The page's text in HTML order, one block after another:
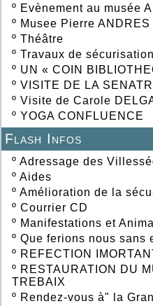
º Evènement au musée
º Musee Pierre ANDRES
º Théâtre
º Travaux de sécurisation
º UN « COIN
º VISITE DE LA
º Visite de Carole
º YOGA CONFLUENCE
Flash Infos
º Adressage des
º Aides
º Amélioration de la
º Courrier CD
º Manifestations et
º Que ferions nous sans
º REFECTION
º RESTAURATION DU
TREBAIX
º Rendez-vous à" la